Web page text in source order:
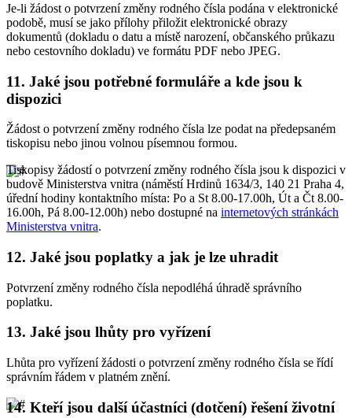
Je-li žádost o potvrzení změny rodného čísla podána v elektronické
podobě, musí se jako přílohy přiložit elektronické obrazy
dokumentů (dokladu o datu a místě narození, občanského průkazu
nebo cestovního dokladu) ve formátu PDF nebo JPEG.
11. Jaké jsou potřebné formuláře a kde jsou k
dispozici
Žádost o potvrzení změny rodného čísla lze podat na předepsaném
tiskopisu nebo jinou volnou písemnou formou.
Tiskopisy žádostí o potvrzení změny rodného čísla jsou k dispozici v
budově Ministerstva vnitra (náměstí Hrdinů 1634/3, 140 21 Praha 4,
úřední hodiny kontaktního místa: Po a St 8.00-17.00h, Út a Čt 8.00-
16.00h, Pá 8.00-12.00h) nebo dostupné na internetových stránkách
Ministerstva vnitra.
12. Jaké jsou poplatky a jak je lze uhradit
Potvrzení změny rodného čísla nepodléhá úhradě správního
poplatku.
13. Jaké jsou lhůty pro vyřízení
Lhůta pro vyřízení žádosti o potvrzení změny rodného čísla se řídí
správním řádem v platném znění.
14. Kteří jsou další účastníci (dotčení) řešení životní